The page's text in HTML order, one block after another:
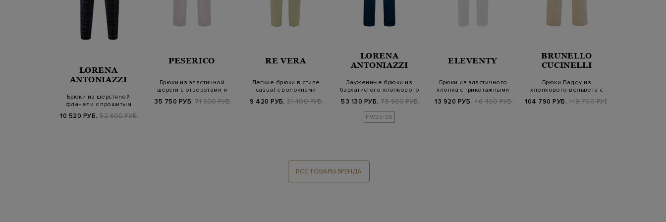
LORENA
ANTONIAZZI
Брюки из шерстяной
фланели с прошитым
10 520 РУБ. 52 600 РУБ.
PESERICO
Брюки из эластичной
шерсти с отворотами и
35 750 РУБ. 71 500 РУБ.
RE VERA
Легкие брюки в стиле
casual с волокнами
9 420 РУБ. 31 400 РУБ.
LORENA
ANTONIAZZI
Зауженные брюки из
бархатистого хлопкового
53 130 РУБ. 75 900 РУБ.
FW25/26
ELEVENTY
Брюки из эластичного
хлопка с трикотажными
13 920 РУБ. 46 400 РУБ.
BRUNELLO
CUCINELLI
Брюки Baggy из
хлопкового вельвета с
104 790 РУБ. 149 700 РУБ.
ВСЕ ТОВАРЫ БРЕНДА